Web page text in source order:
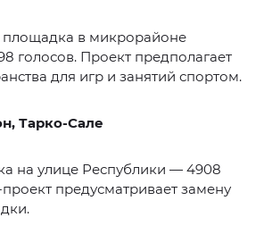
площадка в микрорайоне
голосов. Проект предполагает
для игр и занятий спортом.
Тарко-Сале
на улице Республики — 4908
предусматривает замену